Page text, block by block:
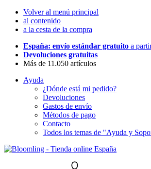
Volver al menú principal
al contenido
a la cesta de la compra
España: envío estándar gratuito a
Devoluciones gratuitas
Más de 11.050 artículos
Ayuda
¿Dónde está mi pedido?
Devoluciones
Gastos de envío
Métodos de pago
Contacto
Todos los temas de "Ayuda y